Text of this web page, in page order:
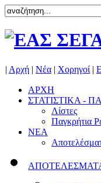
| Αρχή | Νέα | Χορηγοί |
ΑΡΧΗ
ΣΤΑΤΙΣΤΙΚΑ -
Λίστες
Παγκρήτια
ΝΕΑ